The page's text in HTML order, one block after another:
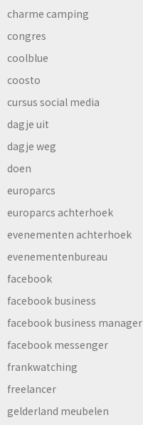
charme camping
congres
coolblue
coosto
cursus social media
dagje uit
dagje weg
doen
europarcs
europarcs achterhoek
evenementen achterhoek
evenementenbureau
facebook
facebook business
facebook business manager
facebook messenger
frankwatching
freelancer
gelderland meubelen